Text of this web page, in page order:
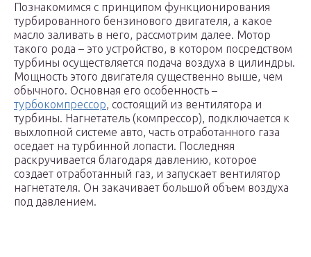
Познакомимся с принципом функционирования
турбированного бензинового двигателя, а какое
масло заливать в него, рассмотрим далее. Мотор
такого рода – это устройство, в котором посредством
турбины осуществляется подача воздуха в цилиндры.
Мощность этого двигателя существенно выше, чем
обычного. Основная его особенность –
турбокомпрессор, состоящий из вентилятора и
турбины. Нагнетатель (компрессор), подключается к
выхлопной системе авто, часть отработанного газа
оседает на турбинной лопасти. Последняя
раскручивается благодаря давлению, которое
создает отработанный газ, и запускает вентилятор
нагнетателя. Он закачивает большой объем воздуха
под давлением.